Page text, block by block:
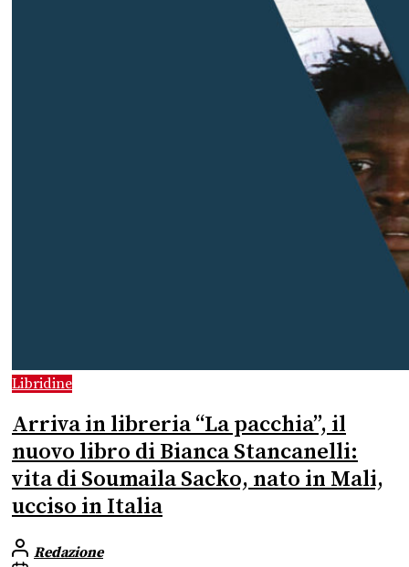
Libridine
Arriva in libreria “La pacchia”, il
nuovo libro di Bianca Stancanelli:
vita di Soumaila Sacko, nato in Mali,
ucciso in Italia
Redazione